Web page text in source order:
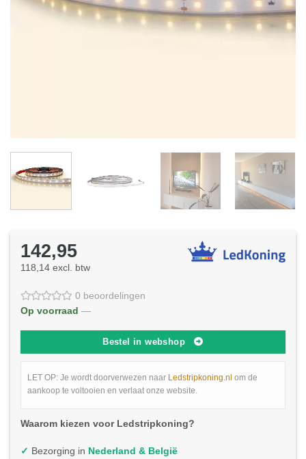
142,95
118,14 excl. btw
0 beoordelingen
Op voorraad —
Bestel in webshop
LET OP: Je wordt doorverwezen naar Ledstripkoning.nl om de
aankoop te voltooien en verlaat onze website.
Waarom kiezen voor Ledstripkoning?
✓ Bezorging in Nederland & België